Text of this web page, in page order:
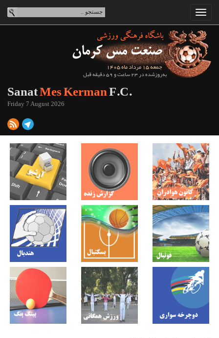
جمعه 15 مرداد ماه 1405
به‌روزشده در 23 ساعت و 59 دقیقه قبل
SanatMes KermanF.C.
Friday 7 August 2026